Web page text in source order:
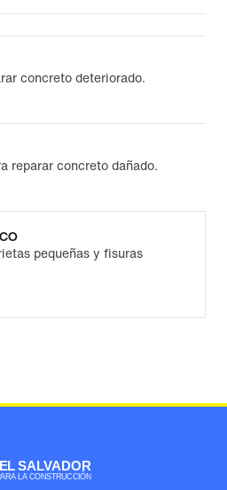
concreto deteriorado.
reparar concreto dañado.
pequeñas y fisuras